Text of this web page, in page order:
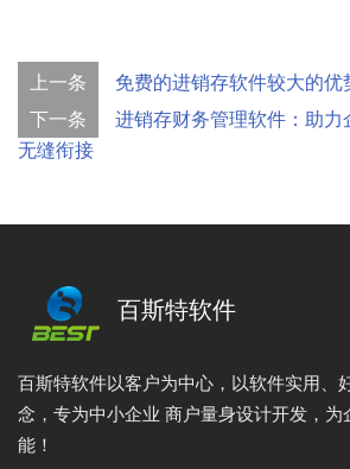
上一条
免费的进销存软件较大的优
下一条
进销存财务管理软件：助
无缝衔接
百斯特软件
百斯特软件以客户为中心，以软件实用、
念，专为中小企业 商户量身设计开发，
能！